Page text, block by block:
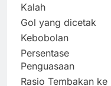
Kalah
Gol yang dicetak
Kebobolan
Persentase
Penguasaan
Rasio Tembakan ke